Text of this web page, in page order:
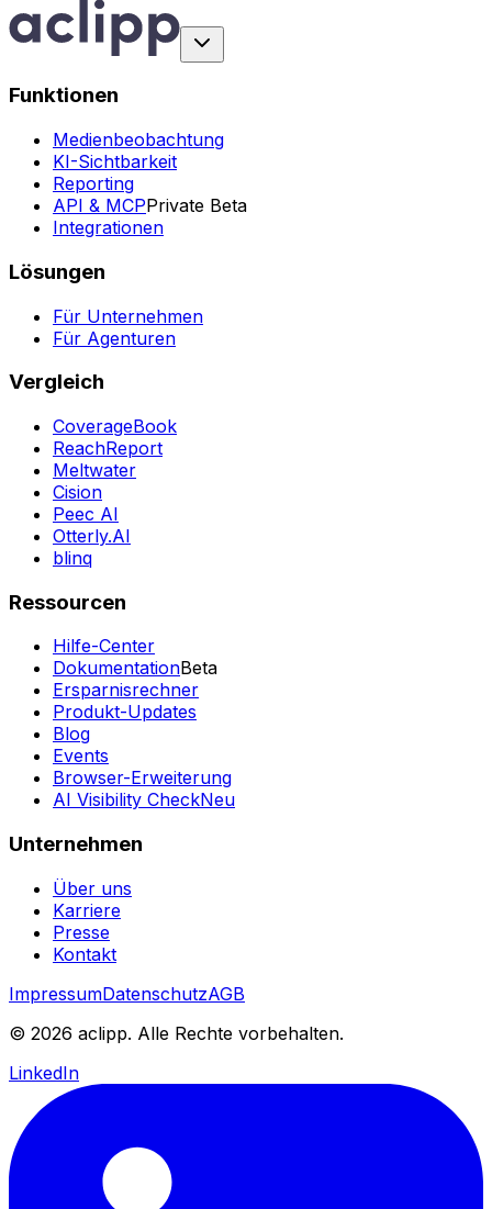
Funktionen
Medienbeobachtung
KI-Sichtbarkeit
Reporting
API & MCPPrivate Beta
Integrationen
Lösungen
Für Unternehmen
Für Agenturen
Vergleich
CoverageBook
ReachReport
Meltwater
Cision
Peec AI
Otterly.AI
blinq
Ressourcen
Hilfe-Center
DokumentationBeta
Ersparnisrechner
Produkt-Updates
Blog
Events
Browser-Erweiterung
AI Visibility CheckNeu
Unternehmen
Über uns
Karriere
Presse
Kontakt
ImpressumDatenschutzAGB
© 2026 aclipp. Alle Rechte vorbehalten.
LinkedIn